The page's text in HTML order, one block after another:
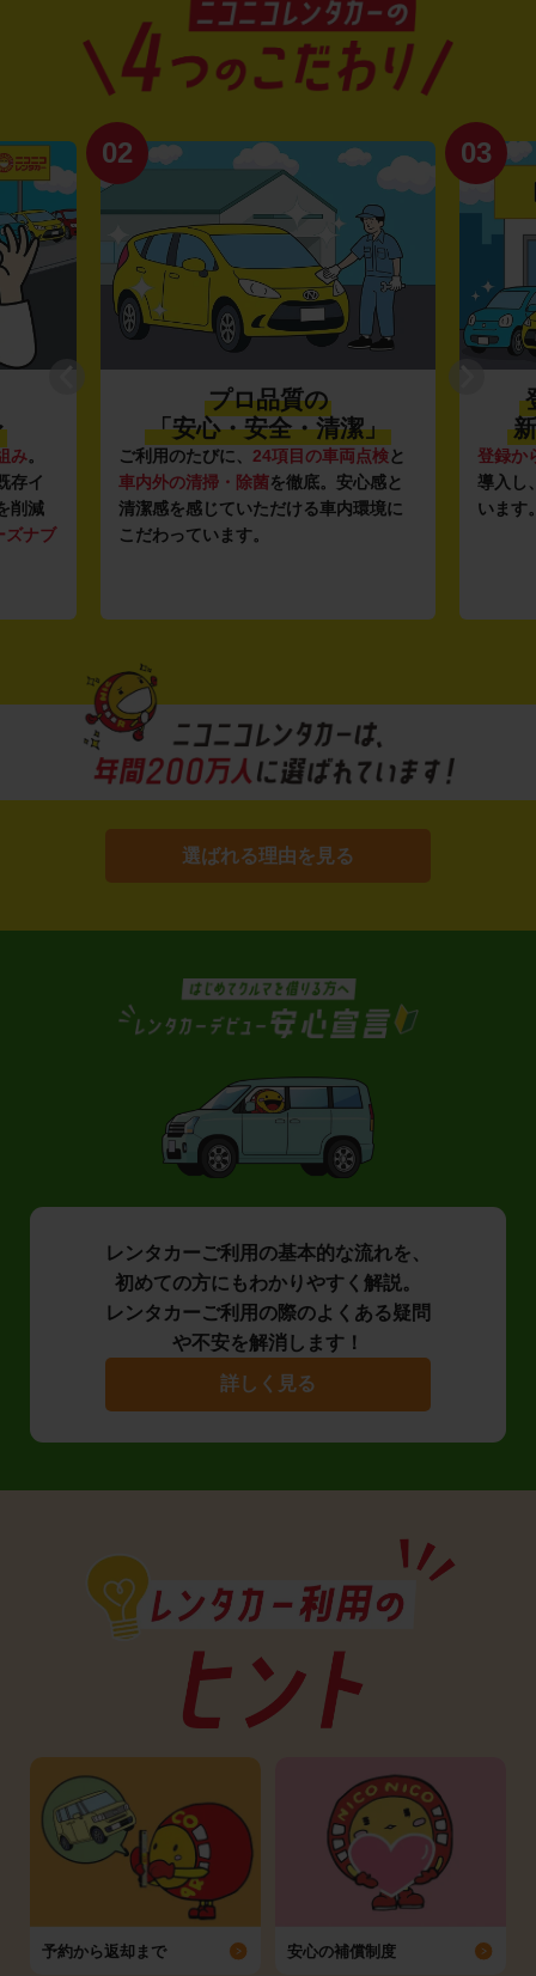
み。
存イ
削減
ズナブ
02
プロ品質の
「安心・安全・清潔」
ご利用のたびに、 24項目の車両点検と
車内外の清掃・除菌を徹底。安心感と
清潔感を感じていただける車内環境に
こだわっています。
03
登録か
導入し
います
選ばれる理由を見る
レンタカーご利用の基本的な流れを、
初めての方にもわかりやすく解説。
レンタカーご利用の際のよくある疑問
や不安を解消します！
詳しく見る
予約から返却まで 安心の補償制度